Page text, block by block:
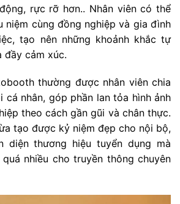
rực rỡ hơn.. Nhân viên có thể
niệm cùng đồng nghiệp và gia đình
tạo nên những khoảnh khắc tự
đầy cảm xúc.
thường được nhân viên chia
cá nhân, góp phần lan tỏa hình ảnh
theo cách gần gũi và chân thực.
tạo được kỷ niệm đẹp cho nội bộ,
diện thương hiệu tuyển dụng mà
nhiều cho truyền thông chuyên